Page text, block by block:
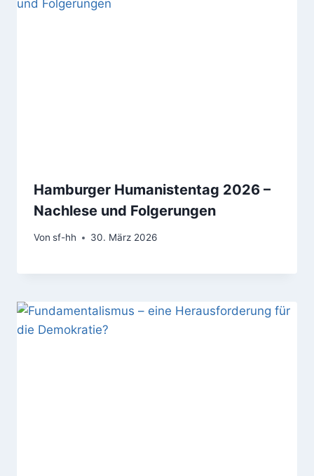
Hamburger Humanistentag 2026 –
Nachlese und Folgerungen
Von sf-hh 30. März 2026